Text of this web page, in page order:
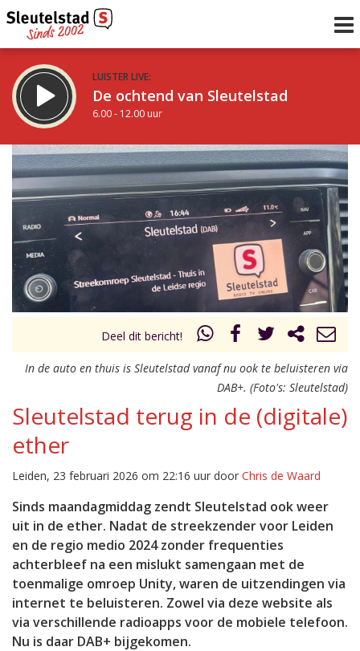
LUISTER LIVE:
De ochtend van Sleutelstad
6.00 - 12.00 uur
STRAKS:
De middag van Sleutelstad
12.00 - 18.00 uur
Vorig uur
uur 1 van 0 Volgend uur
Deel dit bericht!
In de auto en thuis is Sleutelstad vanaf nu ook te beluisteren via
DAB+. (Foto's: Sleutelstad)
Sleutelstad terug in de (digitale)
ether
Leiden, 23 februari 2026 om 22:16 uur door Chris de Waard
Sinds maandagmiddag zendt Sleutelstad ook weer
uit in de ether. Nadat de streekzender voor Leiden
en de regio medio 2024 zonder frequenties
achterbleef na een mislukt samengaan met de
toenmalige omroep Unity, waren de uitzendingen via
internet te beluisteren. Zowel via deze website als
via verschillende radioapps voor de mobiele telefoon.
Nu is daar DAB+ bijgekomen.